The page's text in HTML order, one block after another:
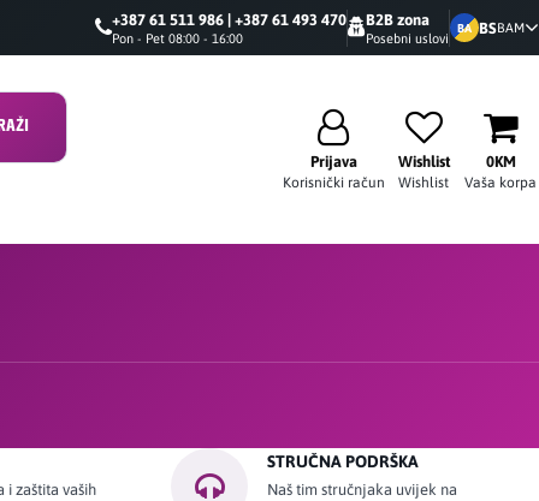
+387 61 511 986 | +387 61 493 470
Pon - Pet 08:00 - 16:00
B2B zona
Posebni uslovi
BA BSBAM
Prijava
Korisnički račun
Wishlist
Wishlist
0KM
Vaša korpa
i zaštita vaših
STRUČNA PODRŠKA
Naš tim stručnjaka uvijek na